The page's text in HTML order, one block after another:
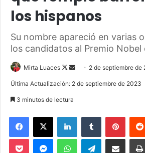
los hispanos
Su nombre apareció en varias
los candidatos al Premio Nobel
Mirta Luaces
F
l
o
w
o
a
e
2 de septiembre de
Última Actualización: 2 de septiembre de 2023
3 minutos de lectura
Telegram